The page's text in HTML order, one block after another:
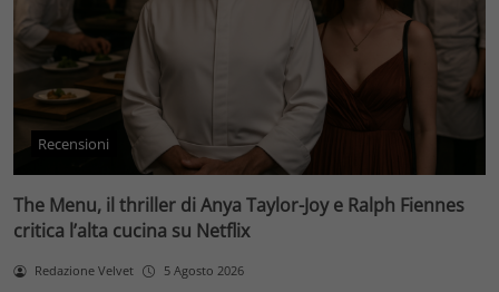
Recensioni
The Menu, il thriller di Anya Taylor-Joy e Ralph Fiennes
critica l’alta cucina su Netflix
Redazione Velvet 5 Agosto 2026